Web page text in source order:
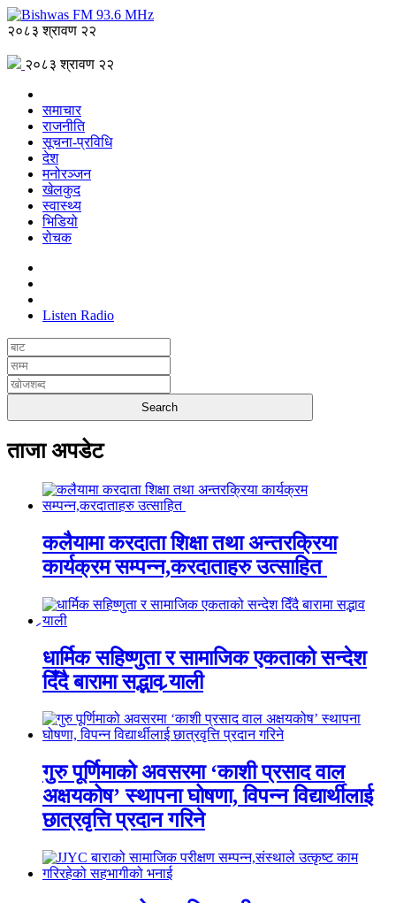
२०८३ श्रावण २२
२०८३ श्रावण २२
समाचार
राजनीति
सूचना-प्रविधि
देश
मनोरञ्जन
खेलकुद
स्वास्थ्य
भिडियो
रोचक
Listen Radio
ताजा अपडेट
कलैयामा करदाता शिक्षा तथा अन्तरक्रिया
कार्यक्रम सम्पन्न,करदाताहरु उत्साहित
धार्मिक सहिष्णुता र सामाजिक एकताको सन्देश
दिँदै बारामा सद्भाव र्‍याली
गुरु पूर्णिमाको अवसरमा ‘काशी प्रसाद वाल
अक्षयकोष’ स्थापना घोषणा, विपन्न विद्यार्थीलाई
छात्रवृत्ति प्रदान गरिने